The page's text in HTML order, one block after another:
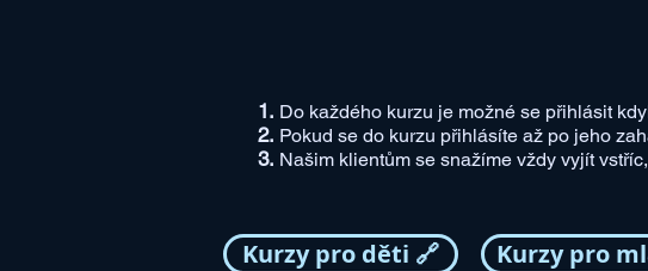
​Do každého kurzu je možné se přihlásit
Pokud se do kurzu přihlásíte až po jeho
Našim klientům se snažíme vždy vyjít
Kurzy pro děti 🔗 Kurzy pro